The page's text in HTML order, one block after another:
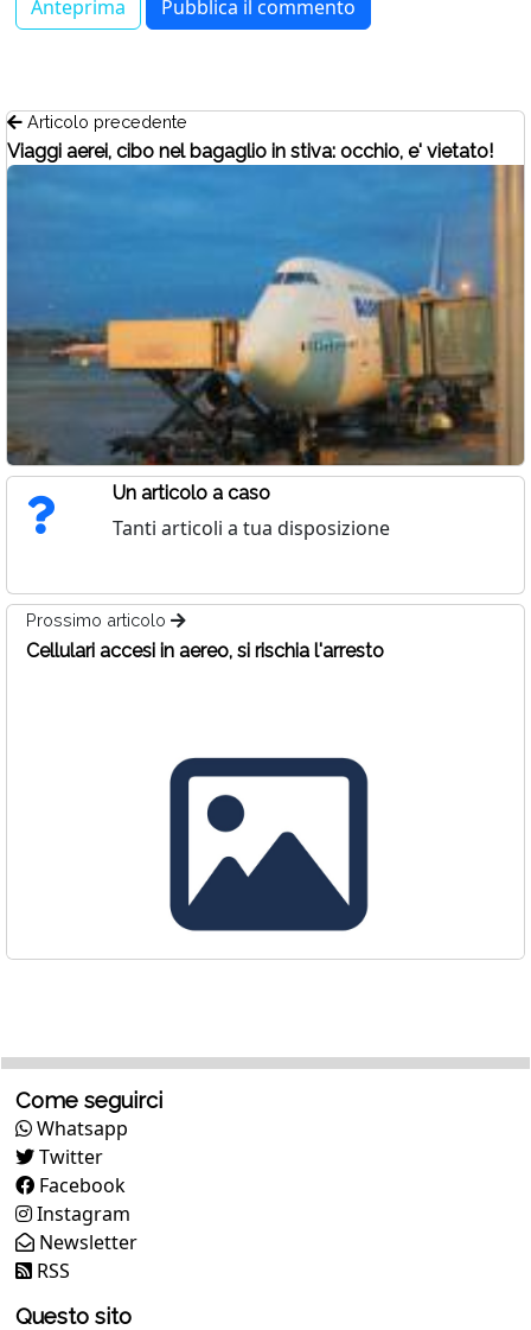
Articolo precedente
Viaggi aerei, cibo nel bagaglio in stiva: occhio, e' vietato!
Un articolo a caso
Tanti articoli a tua disposizione
Prossimo articolo
Cellulari accesi in aereo, si rischia l'arresto
Come seguirci
Whatsapp
Twitter
Facebook
Instagram
Newsletter
RSS
Questo sito